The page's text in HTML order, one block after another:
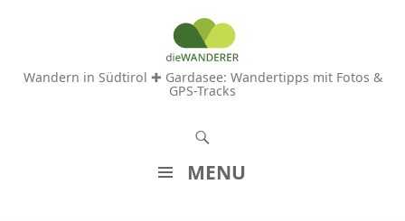
Wandern in Südtirol ✚ Gardasee: Wandertipps mit Fotos &
GPS-Tracks
MENU